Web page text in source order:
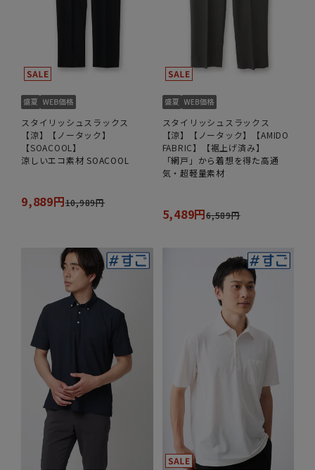
スタイリッシュスラックス
【涼】【ノータック】
【SOACOOL】
涼しいエコ素材 SOACOOL
9,889円10,989円
スタイリッシュスラックス
【涼】【ノータック】【AMIDO
FABRIC】【裾上げ済み】
「網戸」から着想を得た高通
気・超軽量素材
5,489円6,589円